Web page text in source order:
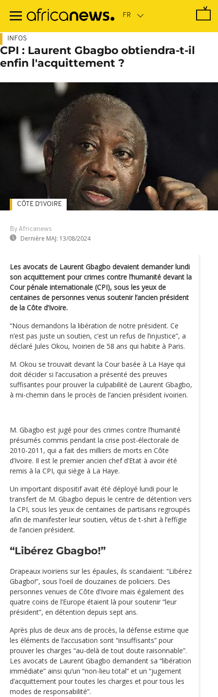
contenu
INFOS
CPI : Laurent Gbagbo obtiendra-t-il
enfin l'acquittement ?
By Africanews
Dernière MAJ: 13/08/2024
CÔTE D'IVOIRE
Les avocats de Laurent Gbagbo devaient demander lundi
son acquittement pour crimes contre l’humanité devant la
Cour pénale internationale (CPI), sous les yeux de
centaines de personnes venus soutenir l’ancien président
de la Côte d’Ivoire.
“Nous demandons la libération de notre président. Ce
n’est pas juste un soutien, c’est un refus de l’injustice”, a
déclaré Jules Okou, Ivoirien de 58 ans qui habite à Paris.
M. Okou se trouvait devant la Cour basée à La Haye qui
doit décider si l’accusation a présenté des preuves
suffisantes pour prouver la culpabilité de Laurent Gbagbo,
à mi-chemin dans le procès de l’ancien président ivoirien.
M. Gbagbo est jugé pour des crimes contre l’humanité
présumés commis pendant la crise post-électorale de
2010-2011, qui a fait des milliers de morts en Côte
d’Ivoire. Il est le premier ancien chef d’Etat à avoir été
remis à la CPI, qui siège à La Haye.
Un important dispositif avait été déployé lundi pour le
transfert de M. Gbagbo depuis le centre de détention vers
la CPI, sous les yeux de centaines de partisans regroupés
afin de manifester leur soutien, vêtus de t-shirt à l’effigie
de l’ancien président.
“Libérez Gbagbo!”
Drapeaux ivoiriens sur les épaules, ils scandaient: “Libérez
Gbagbo!”, sous l’oeil de douzaines de policiers. Des
personnes venues de Côte d’Ivoire mais également des
quatre coins de l’Europe étaient là pour soutenir “leur
président”, en détention depuis sept ans.
Après plus de deux ans de procès, la défense estime que
les éléments de l’accusation sont “insuffisants” pour
prouver les charges “au-delà de tout doute raisonnable”.
Les avocats de Laurent Gbagbo demandent sa “libération
immédiate” ainsi qu’un “non-lieu total” et un “jugement
d’acquittement pour toutes les charges et pour tous les
modes de responsabilité”.